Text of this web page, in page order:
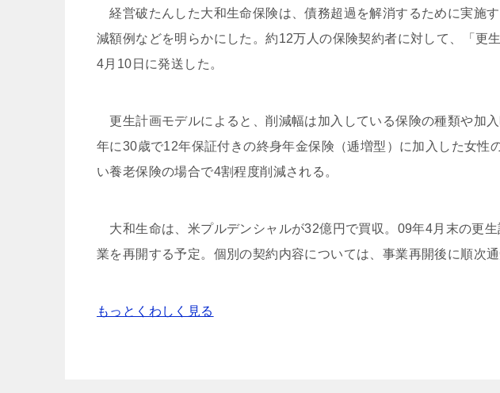
経営破たんした大和生命保険は、債務超過を解消するために実施
減額例などを明らかにした。約12万人の保険契約者に対して、「更
4月10日に発送した。
更生計画モデルによると、削減幅は加入している保険の種類や加
年に30歳で12年保証付きの終身年金保険（逓増型）に加入した女性
い養老保険の場合で4割程度削減される。
大和生命は、米プルデンシャルが32億円で買収。09年4月末の更
業を再開する予定。個別の契約内容については、事業再開後に順次通
もっとくわしく見る